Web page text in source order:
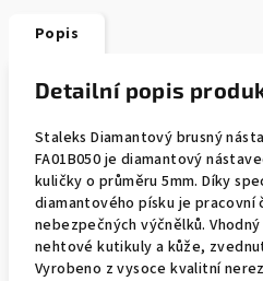
Popis
Detailní popis
Staleks Diamantový brusný
FA01B050 je diamantový
kuličky o průměru 5mm. Díky
diamantového písku je pracovní
nebezpečných výčnělků.
nehtové kutikuly a kůže,
Vyrobeno z vysoce kvalitní